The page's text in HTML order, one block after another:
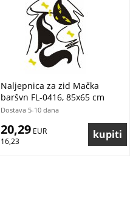
Naljepnica za zid Mačka
baršvn FL-0416, 85x65 cm
Dostava 5-10 dana
20,29 EUR
16,23